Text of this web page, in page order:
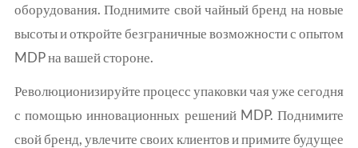
оборудования. Поднимите свой чайный бренд на новые
высоты и откройте безграничные возможности с опытом
MDP на вашей стороне.
Революционизируйте процесс упаковки чая уже сегодня
с помощью инновационных решений MDP. Поднимите
свой бренд, увлечите своих клиентов и примите будущее